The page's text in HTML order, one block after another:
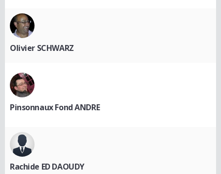
Olivier SCHWARZ
Pinsonnaux Fond ANDRE
Rachide ED DAOUDY